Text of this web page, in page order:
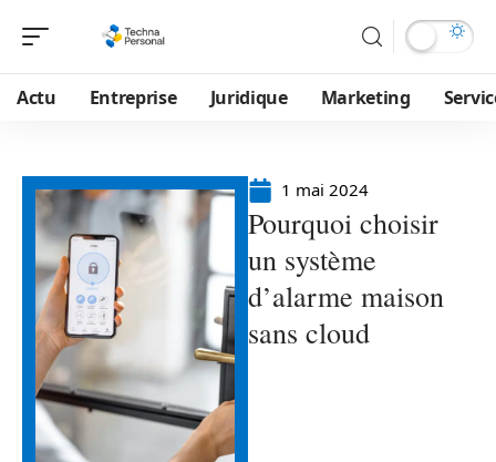
Actu Entreprise Juridique Marketing
1 mai 2024
Pourquoi choisir
un système
d’alarme maison
sans cloud